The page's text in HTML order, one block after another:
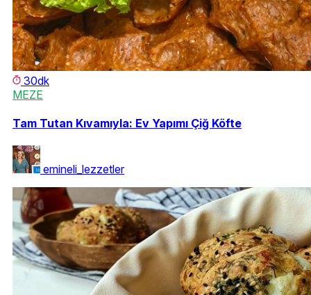
30dk
MEZE
Tam Tutan Kıvamıyla: Ev Yapımı Çiğ Köfte
emineli_lezzetler